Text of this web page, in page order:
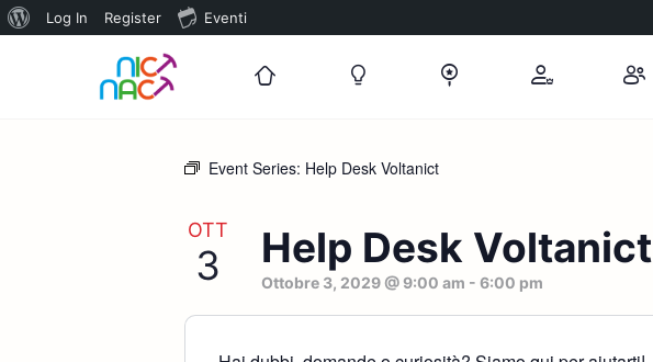
Informazioni
WordPress
Log In Register Eventi
Event Series: Help Desk Voltanict
OTT
3 Help Desk Voltanict
Ottobre 3, 2029 @ 9:00 am - 6:00 pm